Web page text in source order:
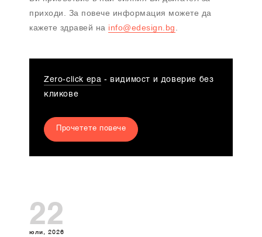
приходи. За повече информация можете да
кажете здравей на info@edesign.bg
Zero-click ера - видимост и доверие без
кликове
Прочетете повече
22
юли, 2026